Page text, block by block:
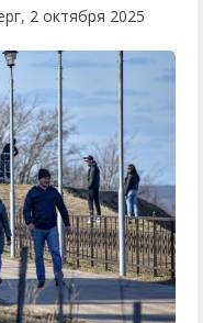
2 октября 2025